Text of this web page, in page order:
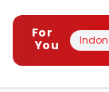
For
You